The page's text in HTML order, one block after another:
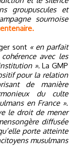
groupuscules et
sournoise
sont « en parfait
avec les
». La GMP
pour la relation
de manière
du culte
en France ».
le droit de mener
diffusée
porte atteinte
musulmans